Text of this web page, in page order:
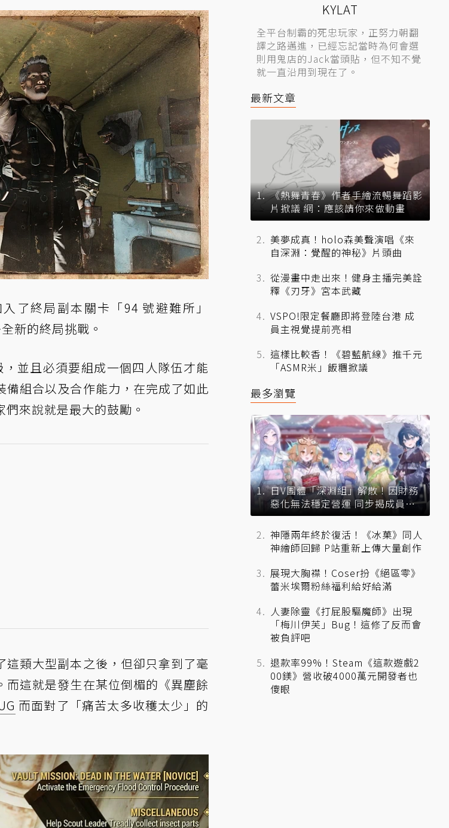
了終局副本關卡「94 號避難所」
新的終局挑戰。
並且必須要組成一個四人隊伍才能
組合以及合作能力，在完成了如此
來說就是最大的鼓勵。
類大型副本之後，但卻只拿到了毫
這就是發生在某位倒楣的《異塵餘
而面對了「痛苦太多收穫太少」的
KYLAT
全平台制霸的死忠玩家，正努力朝翻
譯之路邁進，已經忘記當時為何會選
則用鬼店的Jack當頭貼，但不知不覺
就一直沿用到現在了。
最新文章
《熱舞青春》作者手繪流暢舞蹈影
片掀議 網：應該請你來做動畫
美夢成真！holo森美聲演唱《來
自深淵：覺醒的神秘》片頭曲
從漫畫中走出來！健身主播完美詮
釋《刃牙》宮本武藏
VSPO!限定餐廳即將登陸台港 成
員主視覺提前亮相
這樣比較香！《碧藍航線》推千元
「ASMR米」飯糰掀議
最多瀏覽
日V團體「深淵組」解散！因財務
惡化無法穩定營運 同步揭成員未
來去向
神隱兩年終於復活！《冰菓》同人
神繪師回歸 P站重新上傳大量創作
展現大胸襟！Coser扮《絕區零》
蕾米埃爾粉絲福利給好給滿
人妻除靈《打屁股驅魔師》出現
「梅川伊芙」Bug！這修了反而會
被負評吧
退款率99%！Steam《這款遊戲2
00鎂》營收破4000萬元開發者也
傻眼